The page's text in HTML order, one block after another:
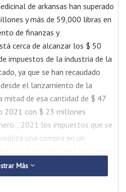
de arkansas han superado
y más de 59,000 libras en
de finanzas y
cerca de alcanzar los $ 50
impuestos de la industria de la
ya que se han recaudado
el lanzamiento de la
mitad de esa cantidad de $ 47
2021 con $ 23 millones
, 2021 los impuestos que se
una compra en un
al 4.0%.
Más